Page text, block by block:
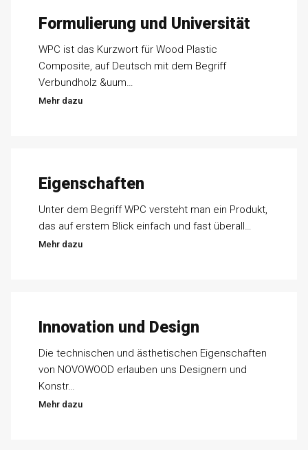
Formulierung und Universität
WPC ist das Kurzwort für Wood Plastic
Composite, auf Deutsch mit dem Begriff
Verbundholz &uum…
Mehr dazu
Eigenschaften
Unter dem Begriff WPC versteht man ein Produkt,
das auf erstem Blick einfach und fast überall…
Mehr dazu
Innovation und Design
Die technischen und ästhetischen Eigenschaften
von NOVOWOOD erlauben uns Designern und
Konstr…
Mehr dazu